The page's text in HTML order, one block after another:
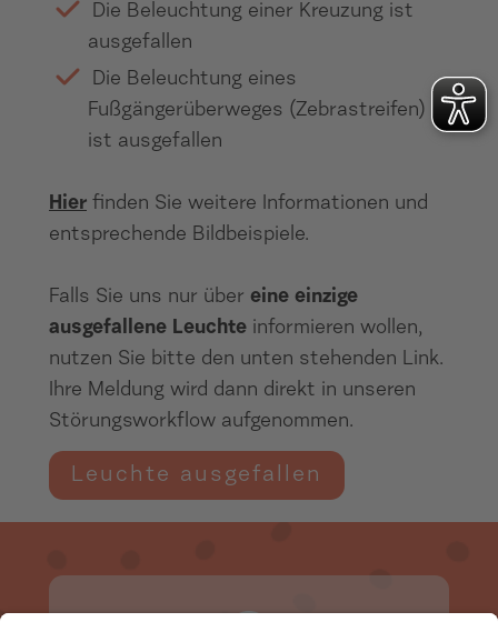
Die Beleuchtung einer Kreuzung ist
ausgefallen
Die Beleuchtung eines
Fußgängerüberweges (Zebrastreifen)
ist ausgefallen
Hier finden Sie weitere Informationen und
entsprechende Bildbeispiele.
Falls Sie uns nur über eine einzige
ausgefallene Leuchte informieren wollen,
nutzen Sie bitte den unten stehenden Link.
Ihre Meldung wird dann direkt in unseren
Störungsworkflow aufgenommen.
Leuchte ausgefallen